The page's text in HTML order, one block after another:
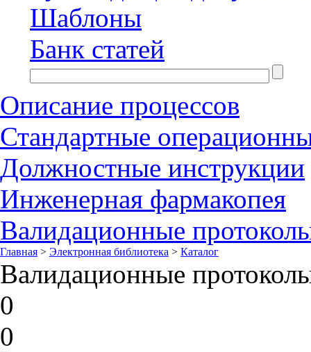
Шаблоны
Банк статей
Описание процессов
Стандартные
Должностные инструкции
Инженерная фармакопея
Валидационные
Главная > Электронная библиотека > Каталог
Валидационные
0
0